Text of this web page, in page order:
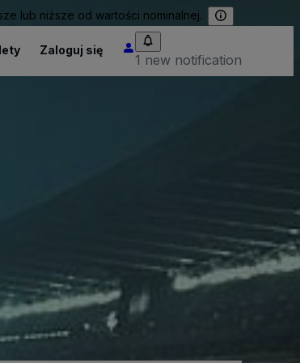
lub niższe od wartości nominalnej.
Zaloguj się
1 new notification